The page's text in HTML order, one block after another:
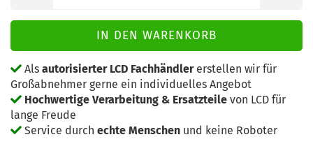
Als autorisierter LCD Fachhändlererstellen wir für
Großabnehmer gerne ein individuelles Angebot
Hochwertige Verarbeitung & Ersatzteile von LCD für
lange Freude
Service durch echte Menschen und keine Roboter